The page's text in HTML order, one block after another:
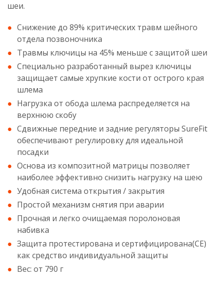
шеи.
Снижение до 89% критических травм шейного
отдела позвоночника
Травмы ключицы на 45% меньше с защитой шеи
Специально разработанный вырез ключицы
защищает самые хрупкие кости от острого края
шлема
Нагрузка от обода шлема распределяется на
верхнюю скобу
Сдвижные передние и задние регуляторы SureFit
обеспечивают регулировку для идеальной
посадки
Основа из композитной матрицы позволяет
наиболее эффективно снизить нагрузку на шею
Удобная система открытия / закрытия
Простой механизм снятия при аварии
Прочная и легко очищаемая поролоновая
набивка
Защита протестирована и сертифицирована(CE)
как средство индивидуальной защиты
Вес: от 790 г